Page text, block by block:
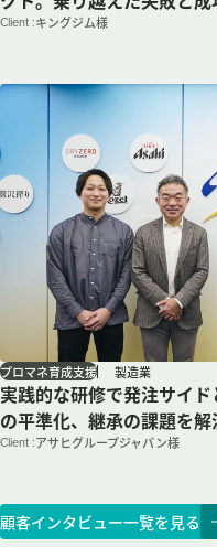
Client :キングジム様
実践的な研修で発注サイ
の平準化、継承の課題を
Client :アサヒグループジャパン様
プロマネ育成支援 製造業
顧客インタビュー一覧を見る